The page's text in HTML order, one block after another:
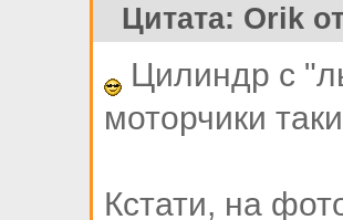
Цитата: Orik
Цилиндр с
моторчики
Кстати, на